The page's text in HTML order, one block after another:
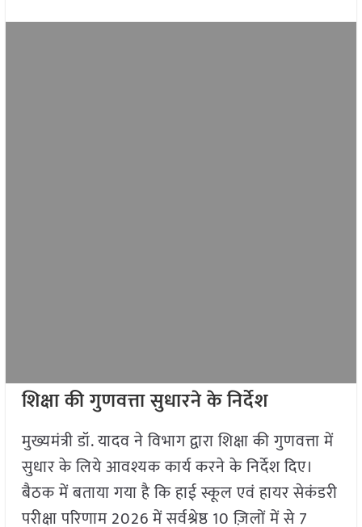
शिक्षा की गुणवत्ता सुधारने के निर्देश
मुख्यमंत्री डॉ. यादव ने विभाग द्वारा शिक्षा की गुणवत्ता में
सुधार के लिये आवश्यक कार्य करने के निर्देश दिए।
बैठक में बताया गया है कि हाई स्कूल एवं हायर सेकंडरी
परीक्षा परिणाम 2026 में सर्वश्रेष्ठ 10 ज़िलों में से 7